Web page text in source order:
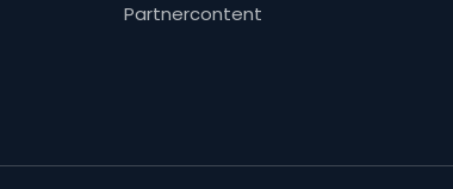
Partnercontent